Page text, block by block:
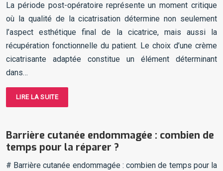
La période post-opératoire représente un moment critique
où la qualité de la cicatrisation détermine non seulement
l’aspect esthétique final de la cicatrice, mais aussi la
récupération fonctionnelle du patient. Le choix d’une crème
cicatrisante adaptée constitue un élément déterminant
dans…
LIRE LA SUITE
Barrière cutanée endommagée : combien de
temps pour la réparer ?
# Barrière cutanée endommagée : combien de temps pour la